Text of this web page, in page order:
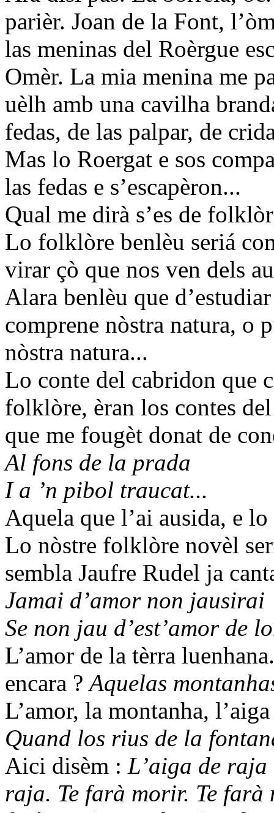
parièr. Joan de la Font,
las meninas del Roèrgue
Omèr. La mia menina me
uèlh amb una cavilha
fedas, de las palpar, de
Mas lo Roergat e sos
las fedas e s’escapèron...
Qual me dirà s’es de
Lo folklòre benlèu seriá
virar çò que nos ven dels
Alara benlèu que
comprene nòstra natura, o
nòstra natura...
Lo conte del cabridon que
folklòre, èran los contes
que me fougèt donat de
Al fons de la prada
I a ’n pibol traucat...
Aquela que l’ai ausida, e
Lo nòstre folklòre novèl
sembla Jaufre Rudel ja
Jamai d’amor non jausirai
Se non jau d’est’amor de
L’amor de la tèrra
encara ?Aquelas
L’amor, la montanha,
Quand los rius de la
Aici disèm : L’aiga de
raja. Te farà morir. Te